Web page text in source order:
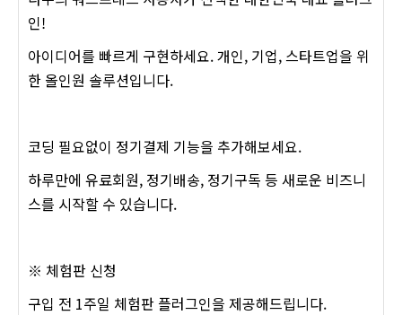
인!
아이디어를 빠르게 구현하세요. 개인, 기업, 스타트업을 위
한 올인원 솔루션입니다.
코딩 필요없이 정기결제 기능을 추가해보세요.
하루만에 유료회원, 정기배송, 정기구독 등 새로운 비즈니
스를 시작할 수 있습니다.
※ 체험판 신청
구입 전 1주일 체험판 플러그인을 제공해드립니다.